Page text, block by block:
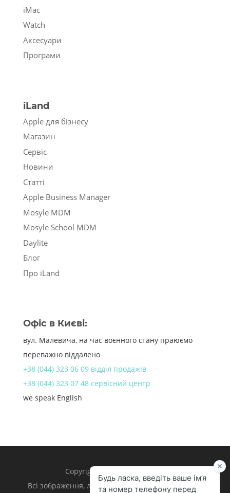
iMac
Watch
Аксесуари
Програми
iLand
Apple для бізнесу
Магазин
Сервіс
Новини
Статті
Apple Business Manager
Mosyle MDM
Mosyle School MDM
Daylite
Блог
Про iLand
Офіс в Києві:
вул. Малевича, на час воєнного стану праюємо
переважно віддалено
+38 (044) 323 06 09 відділ продажів
+38 (044) 323 07 48 сервісний центр
we speak English
Copyright 1998 – 2024 iLand.
Всі зображення, логотипи та торгівельні марки є